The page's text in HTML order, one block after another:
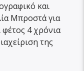
και
Μπροστά για
4 χρόνια
της